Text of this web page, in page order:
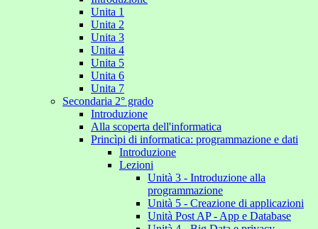
Unita 1
Unita 2
Unita 3
Unita 4
Unita 5
Unita 6
Unita 7
Secondaria 2° grado
Introduzione
Alla scoperta dell'informatica
Princìpi di informatica: programmazione e dati
Introduzione
Lezioni
Unità 3 - Introduzione alla
programmazione
Unità 5 - Creazione di applicazioni
Unità Post AP - App e Database